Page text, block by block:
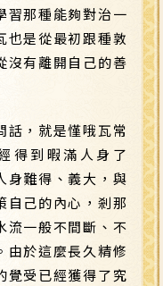
習那種能夠對治一
也是從最初跟種敦
沒有離開自己的善
話，就是慬哦瓦常
得到暇滿人身了
身難得、義大，與
自己的內心，剎那
流一般不間斷、不
由於這麼長久精修
覺受已經獲得了究